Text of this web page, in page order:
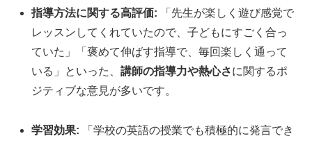
指導方法に関する高評価: 「先生が楽しく遊び感覚で
レッスンしてくれていたので、子どもにすごく合っ
ていた」「褒めて伸ばす指導で、毎回楽しく通って
いる」といった、講師の指導力や熱心さに関するポ
ジティブな意見が多いです。
学習効果: 「学校の英語の授業でも積極的に発言でき